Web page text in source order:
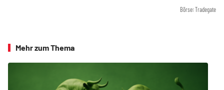
Börse: Tradegate
Mehr zum Thema